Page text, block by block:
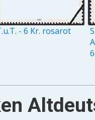
- 6 Kr. rosarot